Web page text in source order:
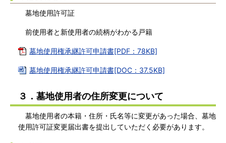
墓地使用許可証
前使用者と新使用者の続柄がわかる戸籍
墓地使用権承継許可申請書[PDF：78KB]
墓地使用権承継許可申請書[DOC：37.5KB]
３．墓地使用者の住所変更について
墓地使用者の本籍・住所・氏名等に変更があった場合、墓地
使用許可証変更届出書を提出していただく必要があります。